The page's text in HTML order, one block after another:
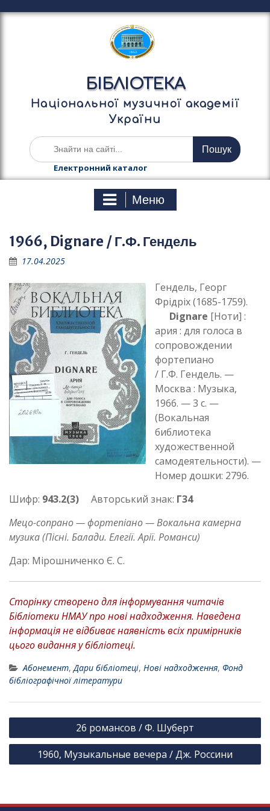
е
у
БІБЛІОТЕКА
Національної музичної академії
України
Ш
у
а
Електронний каталог
Меню
1966, Dignare / Г.Ф. Гендель
17.04.2025
Гендель, Георг
Фрідріх (1685-1759).
Dignare [Ноти] :
ария : для голоса в
сопровождении
фортепиано
/ Г.Ф. Гендель. —
Москва : Музыка,
1966. — 3 с. —
(Вокальная
библиотека
художественной
самодеятельности). —
Номер дошки: 2796.
Шифр: 943.2(3) Авторський знак: Г34
Мецо-сопрано — фортепіано — Вокальна камерна
музика (Пісні. Балади. Елегії. Арії. Романси)
Дар: Мірошниченко Є. С.
Сторінку створено для інформування читачів
Бібліотеки НМАУ про нові надходження. Наведена
інформація не відбиває наявність всіх примірників
цього видання у бібліотеці.
Абонемент,Дари бібліотеці, Нові надходження, Фонд
бібліографічної літератури
Н
а
26 романсов / Ф. Шуберт
1960, Музыкальные вечера / Дж. Россини